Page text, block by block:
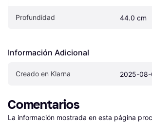
Profundidad 44.0 cm
Información Adicional
Creado en Klarna 2025-08-
Comentarios
La información mostrada en esta página